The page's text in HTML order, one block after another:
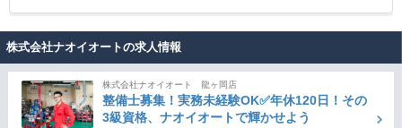
株式会社ナオイオートの求人情報
株式会社ナオイオート 龍ヶ岡店
整備士募集！実務未経験OK✅年休120日！その
3級資格、ナオイオートで輝かせよう